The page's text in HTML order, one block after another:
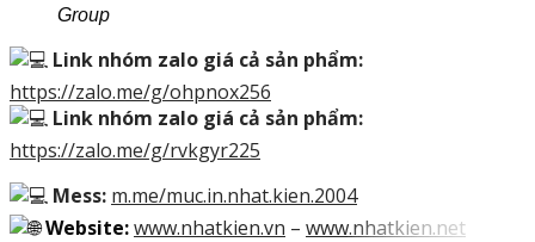
Group
Link nhóm zalo giá cả sản phẩm:
https://zalo.me/g/ohpnox256
Link nhóm zalo giá cả sản phẩm:
https://zalo.me/g/rvkgyr225
Mess: m.me/muc.in.nhat.kien.2004
Website:www.nhatkien.vn – www.nhatkien.net